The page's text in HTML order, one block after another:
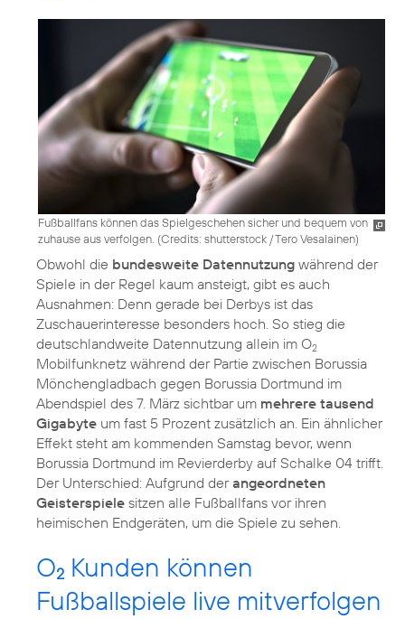
Fußballfans können das Spielgeschehen sicher und bequem von
zuhause aus verfolgen. (Credits: shutterstock / Tero Vesalainen)
Obwohl die bundesweite Datennutzung während der
Spiele in der Regel kaum ansteigt, gibt es auch
Ausnahmen: Denn gerade bei Derbys ist das
Zuschauerinteresse besonders hoch. So stieg die
deutschlandweite Datennutzung allein im O2
Mobilfunknetz während der Partie zwischen Borussia
Mönchengladbach gegen Borussia Dortmund im
Abendspiel des 7. März sichtbar um mehrere tausend
Gigabyte um fast 5 Prozent zusätzlich an. Ein ähnlicher
Effekt steht am kommenden Samstag bevor, wenn
Borussia Dortmund im Revierderby auf Schalke 04 trifft.
Der Unterschied: Aufgrund derangeordneten
Geisterspiele sitzen alle Fußballfans vor ihren
heimischen Endgeräten, um die Spiele zu sehen.
O2 Kunden können
Fußballspiele live mitverfolgen